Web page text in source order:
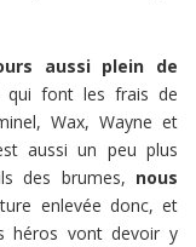
aussi plein de
qui font les frais de
Wax, Wayne et
aussi un peu plus
des brumes, nous
enlevée donc, et
héros vont devoir y